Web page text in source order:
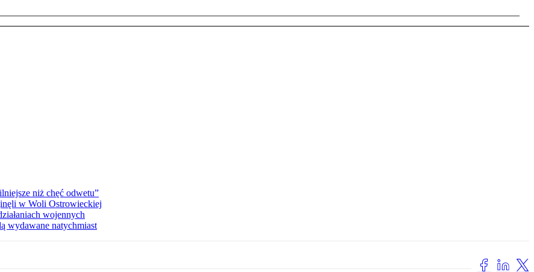
niż chęć odwetu”
w Woli Ostrowieckiej
wojennych
wydawane natychmiast